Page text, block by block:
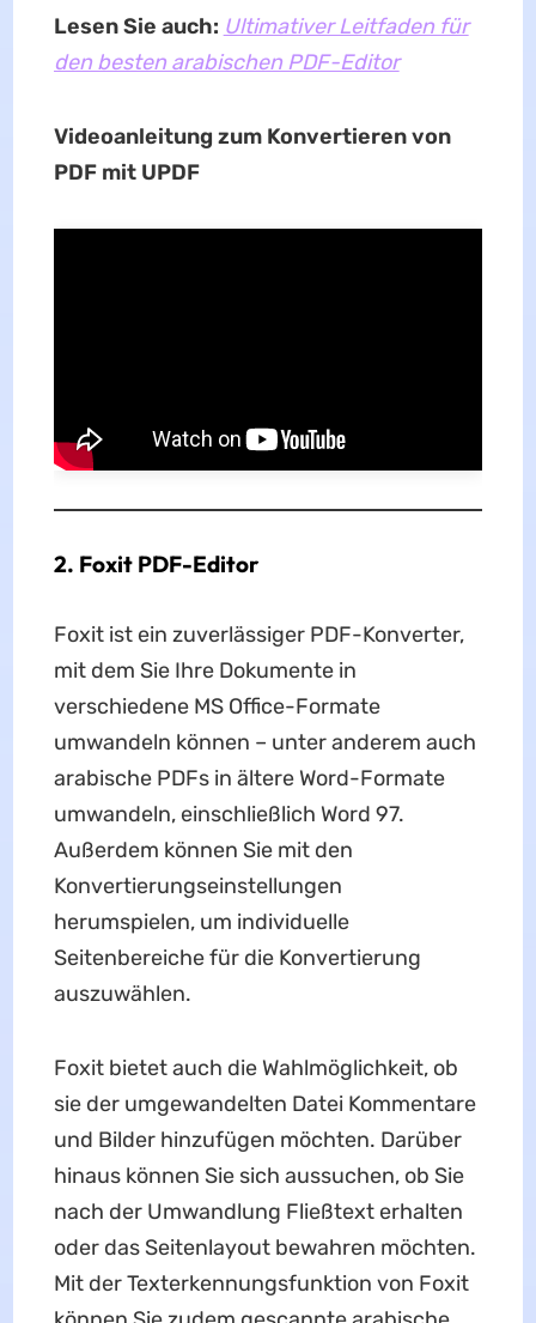
Lesen Sie auch: Ultimativer Leitfaden für
den besten arabischen PDF-Editor
Videoanleitung zum Konvertieren von
PDF mit UPDF
2. Foxit PDF-Editor
Foxit ist ein zuverlässiger PDF-Konverter,
mit dem Sie Ihre Dokumente in
verschiedene MS Office-Formate
umwandeln können – unter anderem auch
arabische PDFs in ältere Word-Formate
umwandeln, einschließlich Word 97.
Außerdem können Sie mit den
Konvertierungseinstellungen
herumspielen, um individuelle
Seitenbereiche für die Konvertierung
auszuwählen.
Foxit bietet auch die Wahlmöglichkeit, ob
sie der umgewandelten Datei Kommentare
und Bilder hinzufügen möchten. Darüber
hinaus können Sie sich aussuchen, ob Sie
nach der Umwandlung Fließtext erhalten
oder das Seitenlayout bewahren möchten.
Mit der Texterkennungsfunktion von Foxit